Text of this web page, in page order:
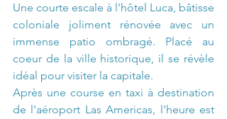
Une courte escale à l'hôtel Luca, bâtisse
coloniale joliment rénovée avec un
immense patio ombragé. Placé au
coeur de la ville historique, il se révèle
idéal pour visiter la capitale.
Après une course en taxi à destination
de l'aéroport Las Americas, l'heure est